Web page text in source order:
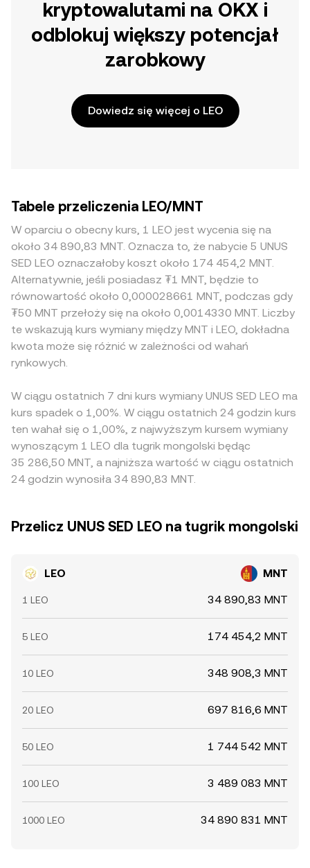
kryptowalutami na OKX i
odblokuj większy potencjał
zarobkowy
Dowiedz się więcej o LEO
Tabele przeliczenia LEO/MNT
W oparciu o obecny kurs, 1 LEO jest wycenia się na
około 34 890,83 MNT. Oznacza to, że nabycie 5 UNUS
SED LEO oznaczałoby koszt około 174 454,2 MNT.
Alternatywnie, jeśli posiadasz ₮1 MNT, będzie to
równowartość około 0,000028661 MNT, podczas gdy
₮50 MNT przełoży się na około 0,0014330 MNT. Liczby
te wskazują kurs wymiany między MNT i LEO, dokładna
kwota może się różnić w zależności od wahań
rynkowych.
W ciągu ostatnich 7 dni kurs wymiany UNUS SED LEO ma
kurs spadek o 1,00%. W ciągu ostatnich 24 godzin kurs
ten wahał się o 1,00%, z najwyższym kursem wymiany
wynoszącym 1 LEO dla tugrik mongolski będąc
35 286,50 MNT, a najniższa wartość w ciągu ostatnich
24 godzin wynosiła 34 890,83 MNT.
Przelicz UNUS SED LEO na tugrik mongolski
LEO MNT
1 LEO 34 890,83 MNT
5 LEO 174 454,2 MNT
10 LEO 348 908,3 MNT
20 LEO 697 816,6 MNT
50 LEO 1 744 542 MNT
100 LEO 3 489 083 MNT
1000 LEO 34 890 831 MNT